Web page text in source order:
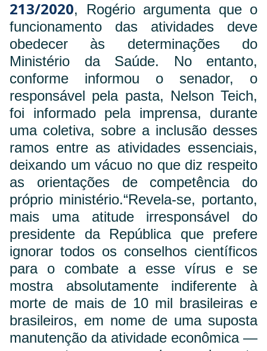
213/2020, Rogério argumenta que o
funcionamento das atividades deve
obedecer às determinações do
Ministério da Saúde. No entanto,
conforme informou o senador, o
responsável pela pasta, Nelson Teich,
foi informado pela imprensa, durante
uma coletiva, sobre a inclusão desses
ramos entre as atividades essenciais,
deixando um vácuo no que diz respeito
as orientações de competência do
próprio ministério.“Revela-se, portanto,
mais uma atitude irresponsável do
presidente da República que prefere
ignorar todos os conselhos científicos
para o combate a esse vírus e se
mostra absolutamente indiferente à
morte de mais de 10 mil brasileiras e
brasileiros, em nome de uma suposta
manutenção da atividade econômica —